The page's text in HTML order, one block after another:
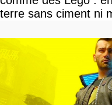
terre sans ciment ni